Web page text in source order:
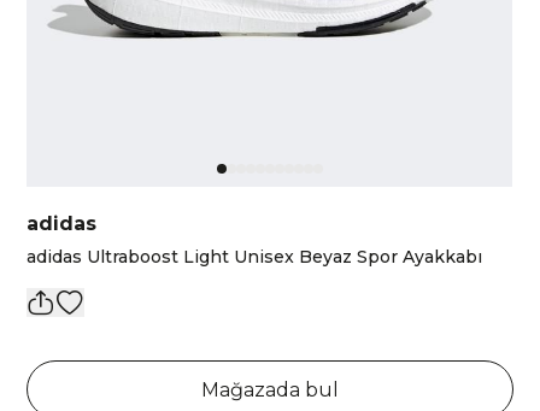
adidas
adidas Ultraboost Light Unisex Beyaz Spor Ayakkabı
Mağazada bul